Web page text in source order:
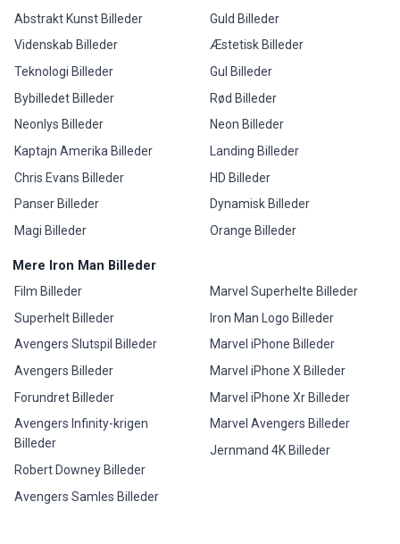
Abstrakt Kunst Billeder
Videnskab Billeder
Teknologi Billeder
Bybilledet Billeder
Neonlys Billeder
Kaptajn Amerika Billeder
Chris Evans Billeder
Panser Billeder
Magi Billeder
Guld Billeder
Æstetisk Billeder
Gul Billeder
Rød Billeder
Neon Billeder
Landing Billeder
HD Billeder
Dynamisk Billeder
Orange Billeder
Mere Iron Man Billeder
Film Billeder
Superhelt Billeder
Avengers Slutspil Billeder
Avengers Billeder
Forundret Billeder
Avengers Infinity-krigen
Billeder
Robert Downey Billeder
Avengers Samles Billeder
Marvel Superhelte Billeder
Iron Man Logo Billeder
Marvel iPhone Billeder
Marvel iPhone X Billeder
Marvel iPhone Xr Billeder
Marvel Avengers Billeder
Jernmand 4K Billeder